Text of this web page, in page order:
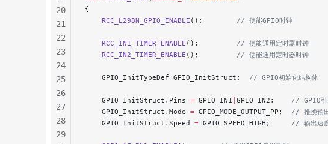
{
    RCC_L298N_GPIO_ENABLE
();
        // 使能GPIO时钟
    RCC_IN1_TIMER_ENABLE
();
         // 使能通用定时器时钟
    RCC_IN2_TIMER_ENABLE
();
         // 使能通用定时器时钟
    GPIO_InitTypeDef GPIO_InitStruct;
  // GPIO初始化结构体
    GPIO_InitStruct.Pins
= GPIO_IN1 GPIO_IN2;
// GPIO引
    GPIO_InitStruct.Mode
= GPIO_MODE_OUTPUT_PP;
// 推挽输
    GPIO_InitStruct.Speed
= GPIO_SPEED_HIGH;
// 输出速
20
21
22
23
24
25
26
27
28
29